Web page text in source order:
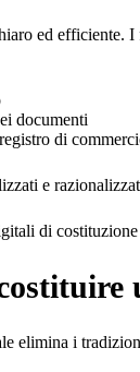
ed efficiente.
documenti
di
e
di
elimina i